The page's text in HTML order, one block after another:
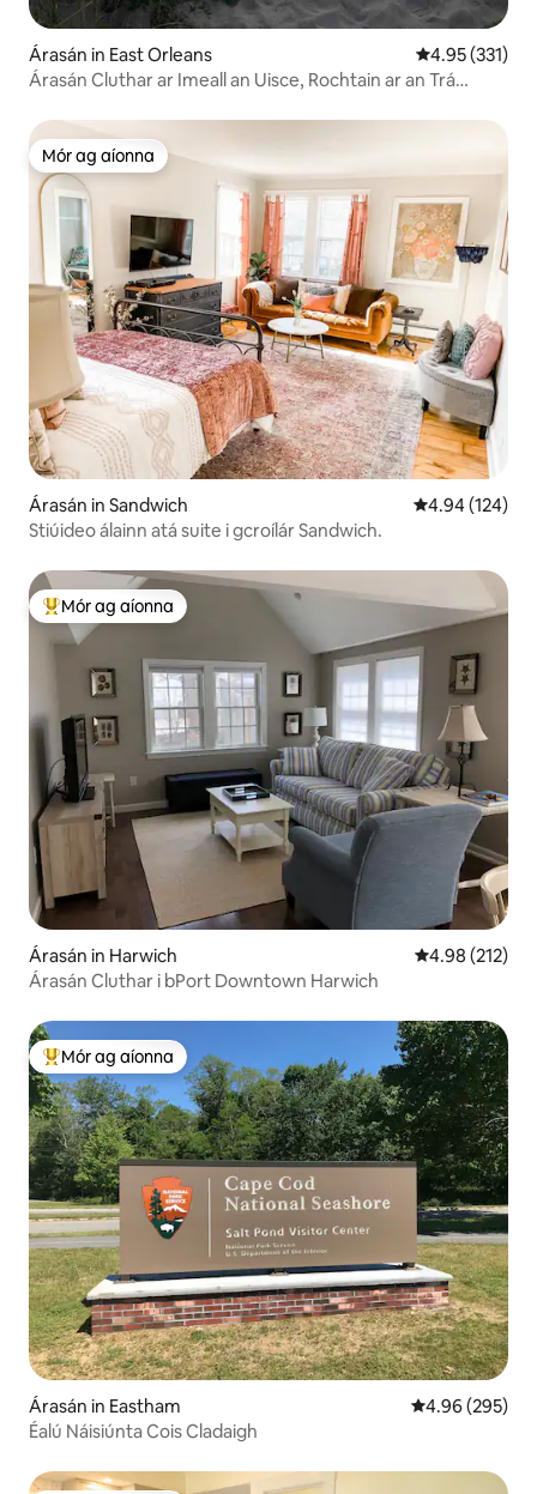
Árasán in East Orleans Meánrátáil
4.95 (331)
Árasán Cluthar ar Imeall an Uisce, Rochtain ar an Trá
Mór ag aíonna
Mór ag aíonna
Árasán in Sandwich Meánrátáil
4.94 (124)
Stiúideo álainn atá suite i gcroílár Sandwich.
An-mhór ag aíonna
Mór ag aíonna
Árasán in Harwich Meánrátáil
4.98 (212)
Árasán Cluthar i bPort Downtown Harwich
An-mhór ag aíonna
Mór ag aíonna
Árasán in Eastham Meánrátáil
4.96 (295)
Éalú Náisiúnta Cois Cladaigh